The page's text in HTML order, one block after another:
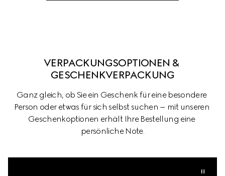
VERPACKUNGSOPTIONEN &
GESCHENKVERPACKUNG
Ganz gleich, ob Sie ein Geschenk für eine besondere
Person oder etwas für sich selbst suchen – mit unseren
Geschenkoptionen erhält Ihre Bestellung eine
persönliche Note.